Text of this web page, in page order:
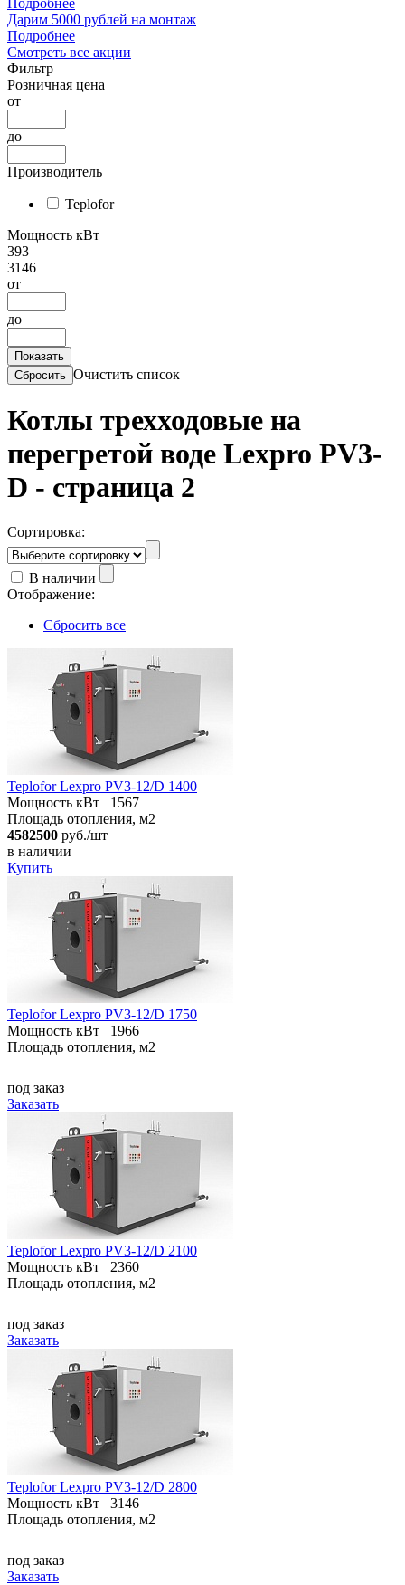
Подробнее
Дарим 5000 рублей на монтаж
Подробнее
Смотреть все акции
Фильтр
Розничная цена
от
до
Производитель
Teplofor
Мощность кВт
393
3146
от
до
Очистить список
Котлы трехходовые на
перегретой воде Lexpro PV3-
D - страница 2
Сортировка:
В наличии
Отображение:
Сбросить все
Teplofor Lexpro PV3-12/D 1400
Мощность кВт
1567
Площадь отопления, м2
4582500 руб./шт
в наличии
Купить
Teplofor Lexpro PV3-12/D 1750
Мощность кВт
1966
Площадь отопления, м2
под заказ
Заказать
Teplofor Lexpro PV3-12/D 2100
Мощность кВт
2360
Площадь отопления, м2
под заказ
Заказать
Teplofor Lexpro PV3-12/D 2800
Мощность кВт
3146
Площадь отопления, м2
под заказ
Заказать